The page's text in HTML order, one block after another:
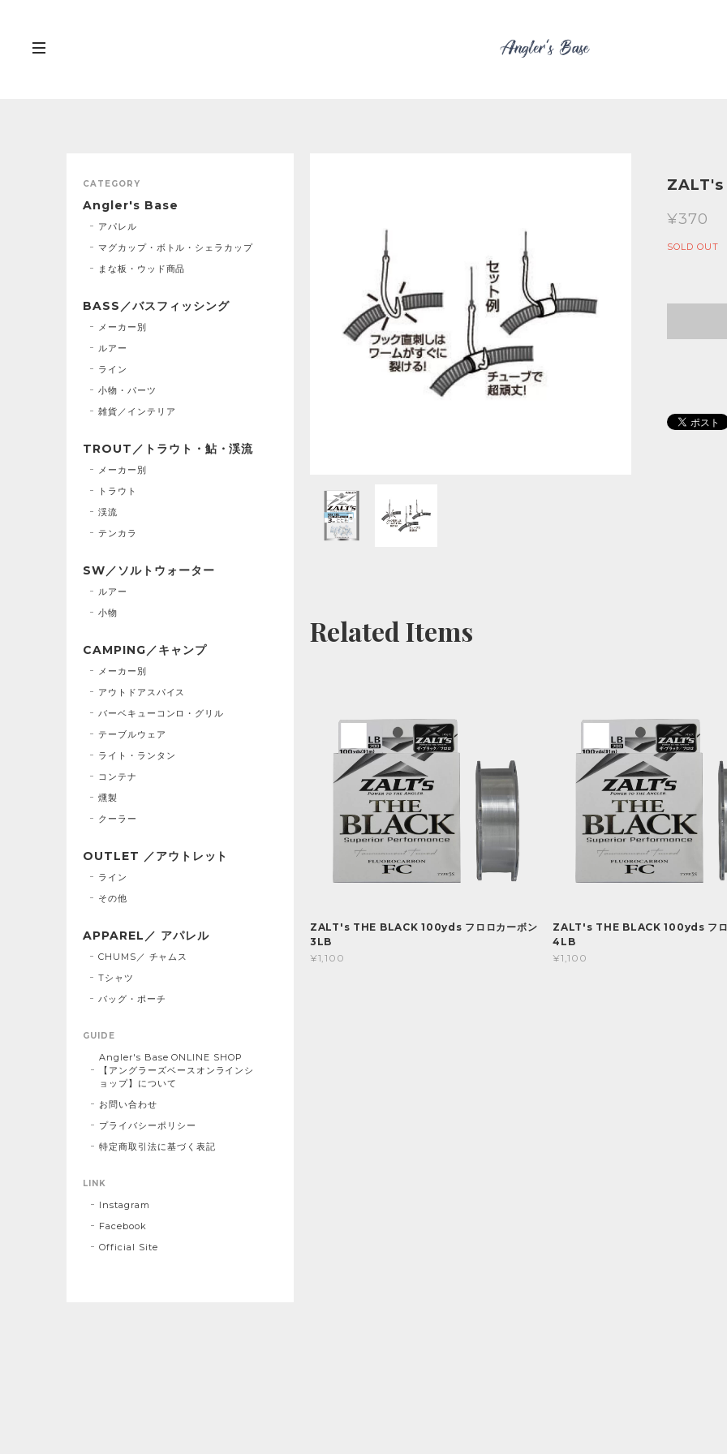
ZALT's
¥370
SOLD OUT
Related Items
ZALT's THE BLACK 100yds フロロカーボン
3LB
¥1,100
ZALT's THE BLACK 100yds フロ
4LB
¥1,100
CATEGORY
Angler's Base
アパレル
マグカップ・ボトル・シェラカップ
まな板・ウッド商品
BASS／バスフィッシング
メーカー別
ルアー
ライン
小物・パーツ
雑貨／インテリア
TROUT／トラウト・鮎・渓流
メーカー別
トラウト
渓流
テンカラ
SW／ソルトウォーター
ルアー
小物
CAMPING／キャンプ
メーカー別
アウトドアスパイス
バーベキューコンロ・グリル
テーブルウェア
ライト・ランタン
コンテナ
燻製
クーラー
OUTLET ／アウトレット
ライン
その他
APPAREL／ アパレル
CHUMS／ チャムス
Tシャツ
バッグ・ポーチ
GUIDE
Angler's Base ONLINE SHOP
【アングラーズベースオンラインシ
ョップ】について
お問い合わせ
プライバシーポリシー
特定商取引法に基づく表記
LINK
Instagram
Facebook
Official Site